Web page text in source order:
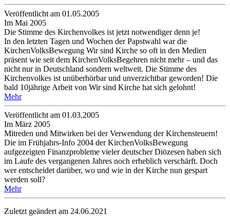
Veröffentlicht am 01­.05.2005
Im Mai 2005
Die Stimme des Kirchenvolkes ist jetzt notwendiger denn je!
In den letzten Tagen und Wochen der Papstwahl war die
KirchenVolksBewegung Wir sind Kirche so oft in den Medien
präsent wie seit dem KirchenVolksBegehren nicht mehr – und das
nicht nur in Deutschland sondern weltweit. Die Stimme des
Kirchenvolkes ist unüberhörbar und unverzichtbar geworden! Die
bald 10jährige Arbeit von Wir sind Kirche hat sich gelohnt!
Mehr
Veröffentlicht am 01­.03.2005
Im März 2005
Mitreden und Mitwirken bei der Verwendung der Kirchensteuern!
Die im Frühjahrs-Info 2004 der KirchenVolksBewegung
aufgezeigten Finanzprobleme vieler deutscher Diözesen haben sich
im Laufe des vergangenen Jahres noch erheblich verschärft. Doch
wer entscheidet darüber, wo und wie in der Kirche nun gespart
werden soll?
Mehr
Zuletzt geändert am 24­.06.2021